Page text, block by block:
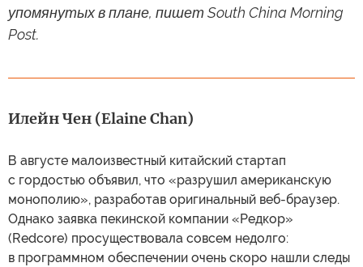
упомянутых в плане, пишет South China Morning
Post.
Илейн Чен (Elaine Chan)
В августе малоизвестный китайский стартап
с гордостью объявил, что «разрушил американскую
монополию», разработав оригинальный веб-браузер.
Однако заявка пекинской компании «Редкор»
(Redcore) просуществовала совсем недолго:
в программном обеспечении очень скоро нашли следы